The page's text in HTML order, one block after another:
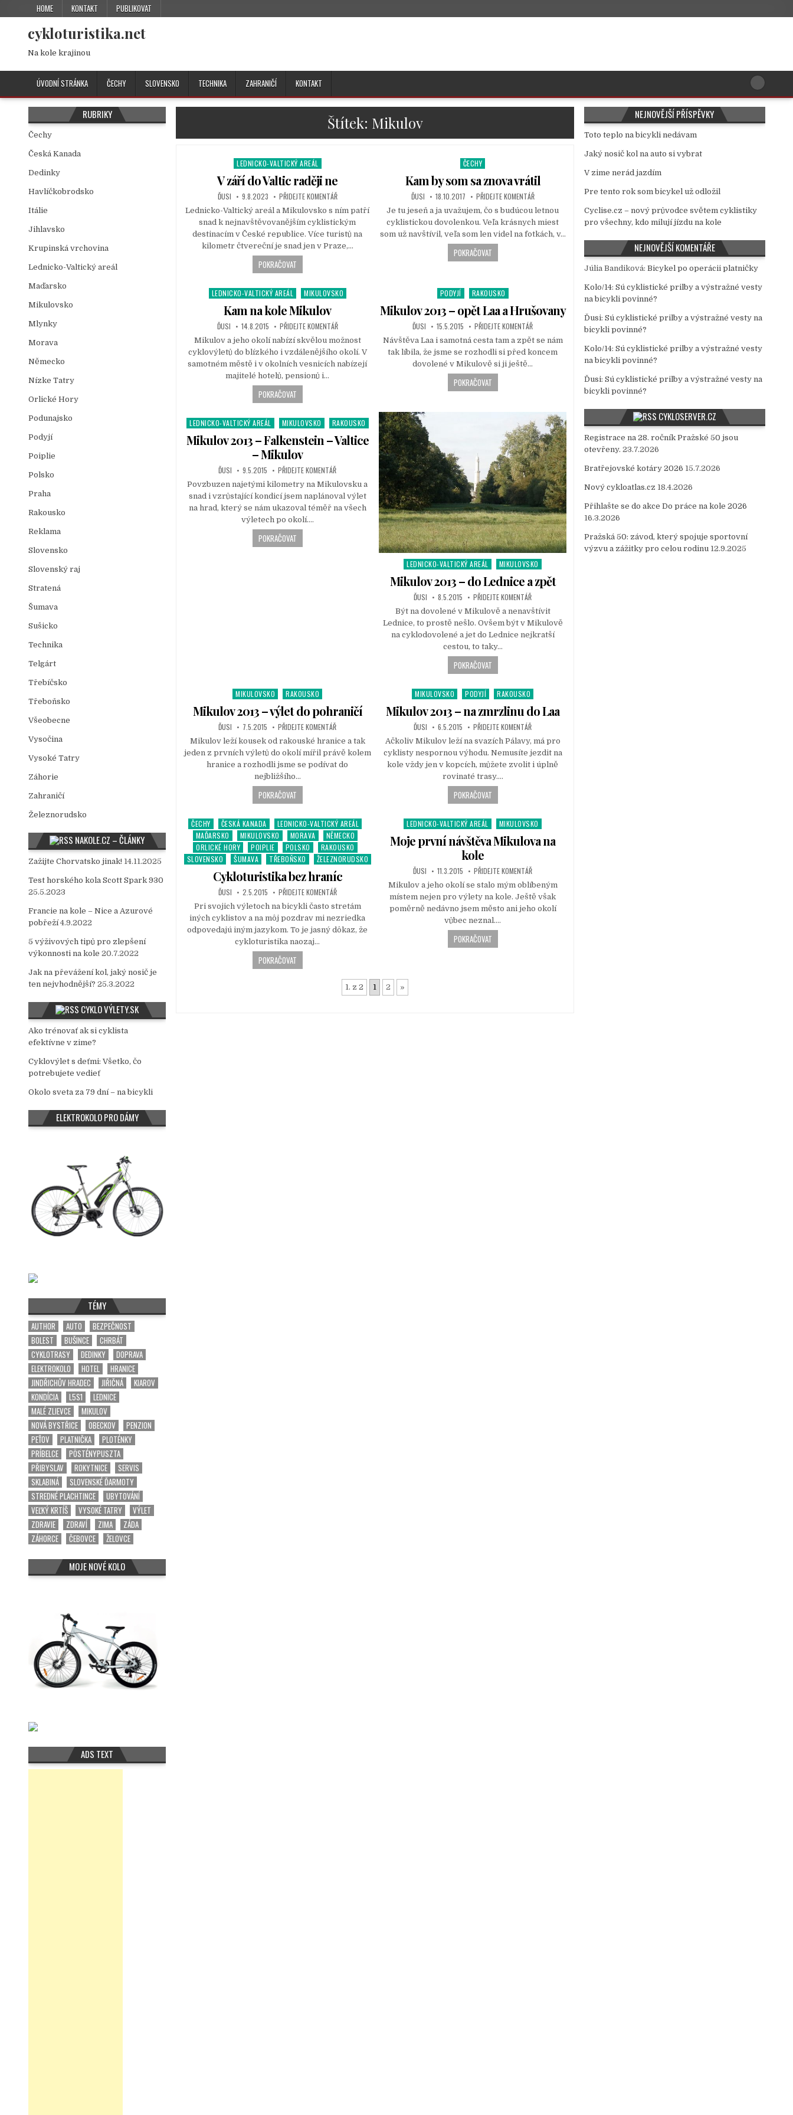
HOME KONTAKT PUBLIKOVAT
cykloturistika.net
Na kole krajinou
ÚVODNÍ STRÁNKA ČECHY SLOVENSKO TECHNIKA ZAHRANIČÍ KONTAKT
Štítek: Mikulov
P
o
s
e
d
i
n
LEDNICKO-VALTICKÝ AREÁL
V září do Valtic raději ne
ĎUSI 9.8.2023 PŘIDEJTE KOMENTÁŘ
Lednicko-Valtický areál a Mikulovsko s ním patří
snad k nejnavštěvovanějším cyklistickým
destinacím v České republice. Více turistů na
kilometr čtvereční je snad jen v Praze,…
POKRAČOVAT
P
s
t
e
d
i
n
ČECHY
Kam by som sa znova vrátil
ĎUSI 18.10.2017 PŘIDEJTE KOMENTÁŘ
Je tu jeseň a ja uvažujem, čo s budúcou letnou
cyklistickou dovolenkou. Veľa krásnych miest
som už navštívil, veľa som len videl na fotkách, v…
POKRAČOVAT
P
e
d
i
LEDNICKO-VALTICKÝ AREÁL MIKULOVSKO
Kam na kole Mikulov
ĎUSI 14.8.2015 PŘIDEJTE KOMENTÁŘ
Mikulov a jeho okolí nabízí skvělou možnost
cyklovýletů do blízkého i vzdálenějšího okolí. V
samotném městě i v okolních vesnicích nabízejí
majitelé hotelů, pensionů i…
POKRAČOVAT
P
s
t
e
d
i
PODYJÍ RAKOUSKO
Mikulov 2013 – opět Laa a Hrušovany
ĎUSI 15.5.2015 PŘIDEJTE KOMENTÁŘ
Návštěva Laa i samotná cesta tam a zpět se nám
tak líbila, že jsme se rozhodli si před koncem
dovolené v Mikulově si ji ještě…
POKRAČOVAT
P
o
s
d
n
LEDNICKO-VALTICKÝ AREÁL MIKULOVSKO RAKOUSKO
Mikulov 2013 – Falkenstein – Valtice
– Mikulov
ĎUSI 9.5.2015 PŘIDEJTE KOMENTÁŘ
Povzbuzen najetými kilometry na Mikulovsku a
snad i vzrůstající kondicí jsem naplánoval výlet
na hrad, který se nám ukazoval téměř na všech
výletech po okolí….
POKRAČOVAT
P
o
s
e
d
i
LEDNICKO-VALTICKÝ AREÁL MIKULOVSKO
Mikulov 2013 – do Lednice a zpět
ĎUSI 8.5.2015 PŘIDEJTE KOMENTÁŘ
Být na dovolené v Mikulově a nenavštívit
Lednice, to prostě nešlo. Ovšem být v Mikulově
na cyklodovolené a jet do Lednice nejkratší
cestou, to taky…
POKRAČOVAT
P
s
e
d
i
MIKULOVSKO RAKOUSKO
Mikulov 2013 – výlet do pohraničí
ĎUSI 7.5.2015 PŘIDEJTE KOMENTÁŘ
Mikulov leží kousek od rakouské hranice a tak
jeden z prvních výletů do okolí mířil právě kolem
hranice a rozhodli jsme se podívat do
nejbližšího…
POKRAČOVAT
P
o
s
t
e
d
i
MIKULOVSKO PODYJÍ RAKOUSKO
Mikulov 2013 – na zmrzlinu do Laa
ĎUSI 6.5.2015 PŘIDEJTE KOMENTÁŘ
Ačkoliv Mikulov leží na svazích Pálavy, má pro
cyklisty nespornou výhodu. Nemusíte jezdit na
kole vždy jen v kopcích, můžete zvolit i úplně
rovinaté trasy….
POKRAČOVAT
P
t
ČECHY ČESKÁ KANADA
LEDNICKO-VALTICKÝ AREÁL
MAĎARSKO
MIKULOVSKO MORAVA
NĚMECKO
ORLICKÉ HORY
POIPLIE POLSKO
RAKOUSKO
SLOVENSKO
ŠUMAVA TŘEBOŇSKO ŽELEZNORUDSKO
Cykloturistika bez hraníc
ĎUSI 2.5.2015 PŘIDEJTE KOMENTÁŘ
Pri svojich výletoch na bicykli často stretám
iných cyklistov a na môj pozdrav mi nezriedka
odpovedajú iným jazykom. To je jasný dôkaz, že
cykloturistika naozaj…
POKRAČOVAT
P
o
s
d
i
n
LEDNICKO-VALTICKÝ AREÁL MIKULOVSKO
Moje první návštěva Mikulova na
kole
ĎUSI 11.3.2015 PŘIDEJTE KOMENTÁŘ
Mikulov a jeho okolí se stalo mým oblíbeným
místem nejen pro výlety na kole. Ještě však
poměrně nedávno jsem město ani jeho okolí
vůbec neznal….
POKRAČOVAT
1. z 2 1 2 »
RUBRIKY
Čechy
Česká Kanada
Dedinky
Havlíčkobrodsko
Itálie
Jihlavsko
Krupinská vrchovina
Lednicko-Valtický areál
Maďarsko
Mikulovsko
Mlynky
Morava
Německo
Nízke Tatry
Orlické Hory
Podunajsko
Podyjí
Poiplie
Polsko
Praha
Rakousko
Reklama
Slovensko
Slovenský raj
Stratená
Šumava
Sušicko
Technika
Telgárt
Třebíčsko
Třeboňsko
Všeobecne
Vysočina
Vysoké Tatry
Záhorie
Zahraničí
Železnorudsko
NAKOLE.CZ – ČLÁNKY
Zažijte Chorvatsko jinak! 14.11.2025
Test horského kola Scott Spark 930
25.5.2023
Francie na kole – Nice a Azurové
pobřeží 4.9.2022
5 výživových tipů pro zlepšení
výkonnosti na kole 20.7.2022
Jak na převážení kol, jaký nosič je
ten nejvhodnější? 25.3.2022
CYKLO VÝLETY.SK
Ako trénovať ak si cyklista
efektívne v zime?
Cyklovýlet s deťmi: Všetko, čo
potrebujete vedieť
Okolo sveta za 79 dní – na bicykli
ELEKTROKOLO PRO DÁMY
TÉMY
AUTHOR AUTO
BEZPEČNOST
BOLEST
BUŠINCE
CHRBÁT
CYKLOTRASY
DEDINKY
DOPRAVA
ELEKTROKOLO
HOTEL
HRANICE
JINDŘICHŮV HRADEC
JIŘIČNÁ
KIAROV
KONDÍCIA
L5S1
LEDNICE
MALÉ ZLIEVCE
MIKULOV
NOVÁ BYSTŘICE
OBECKOV
PENZION
PEŤOV
PLATNIČKA
PLOTÉNKY
PRÍBELCE
PÖSTÉNYPUSZTA
PŘIBYSLAV
ROKYTNICE
SERVIS
SKLABINÁ
SLOVENSKÉ ĎARMOTY
STREDNÉ PLACHTINCE
UBYTOVÁNÍ
VEĽKÝ KRTÍŠ
VYSOKÉ TATRY
VÝLET
ZDRAVIE
ZDRAVÍ ZIMA
ZÁDA
ZÁHORCE
ČEBOVCE ŽELOVCE
MOJE NOVÉ KOLO
ADS TEXT
NEJNOVĚJŠÍ PŘÍSPĚVKY
Toto teplo na bicykli nedávam
Jaký nosič kol na auto si vybrat
V zime nerád jazdím
Pre tento rok som bicykel už odložil
Cyclise.cz – nový průvodce světem cyklistiky
pro všechny, kdo milují jízdu na kole
NEJNOVĚJŠÍ KOMENTÁŘE
Júlia Bandiková: Bicykel po operácii platničky
Kolo/14: Sú cyklistické prilby a výstražné vesty
na bicykli povinné?
Ďusi: Sú cyklistické prilby a výstražné vesty na
bicykli povinné?
Kolo/14: Sú cyklistické prilby a výstražné vesty
na bicykli povinné?
Ďusi: Sú cyklistické prilby a výstražné vesty na
bicykli povinné?
CYKLOSERVER.CZ
Registrace na 28. ročník Pražské 50 jsou
otevřeny. 23.7.2026
Bratřejovské kotáry 2026 15.7.2026
Nový cykloatlas.cz 18.4.2026
Přihlašte se do akce Do práce na kole 2026
16.3.2026
Pražská 50: závod, který spojuje sportovní
výzvu a zážitky pro celou rodinu 12.9.2025